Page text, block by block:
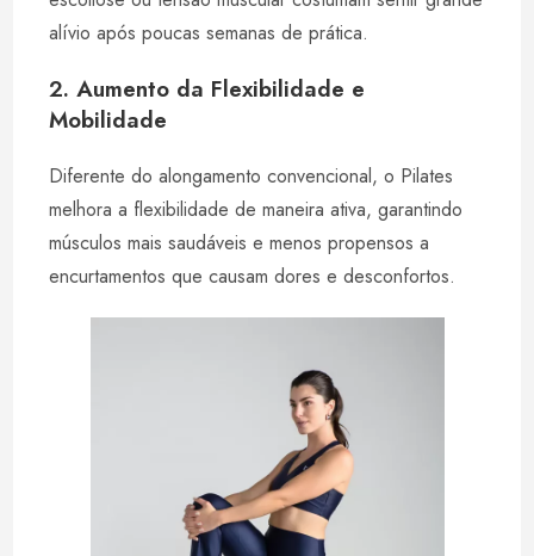
alívio após poucas semanas de prática.
2. Aumento da Flexibilidade e
Mobilidade
Diferente do alongamento convencional, o Pilates
melhora a flexibilidade de maneira ativa, garantindo
músculos mais saudáveis e menos propensos a
encurtamentos que causam dores e desconfortos.